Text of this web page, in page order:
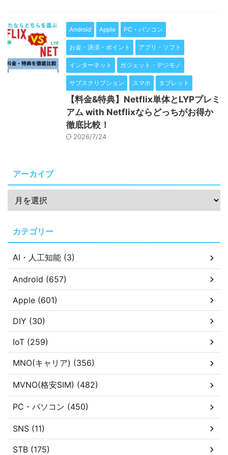
Android Apple PC・パソコン
お金・決済・ポイント アプリ・ソフト
インターネット ガジェット・デジモノ
サブスクリプション スマホ タブレット
【料金&特典】Netflix単体とLYPプレミ
アム with Netflixならどっちがお得か
徹底比較！
2026/7/24
アーカイブ
カテゴリー
AI・人工知能 (3)
Android (657)
Apple (601)
DIY (30)
IoT (259)
MNO(キャリア) (356)
MVNO(格安SIM) (482)
PC・パソコン (450)
SNS (11)
STB (175)